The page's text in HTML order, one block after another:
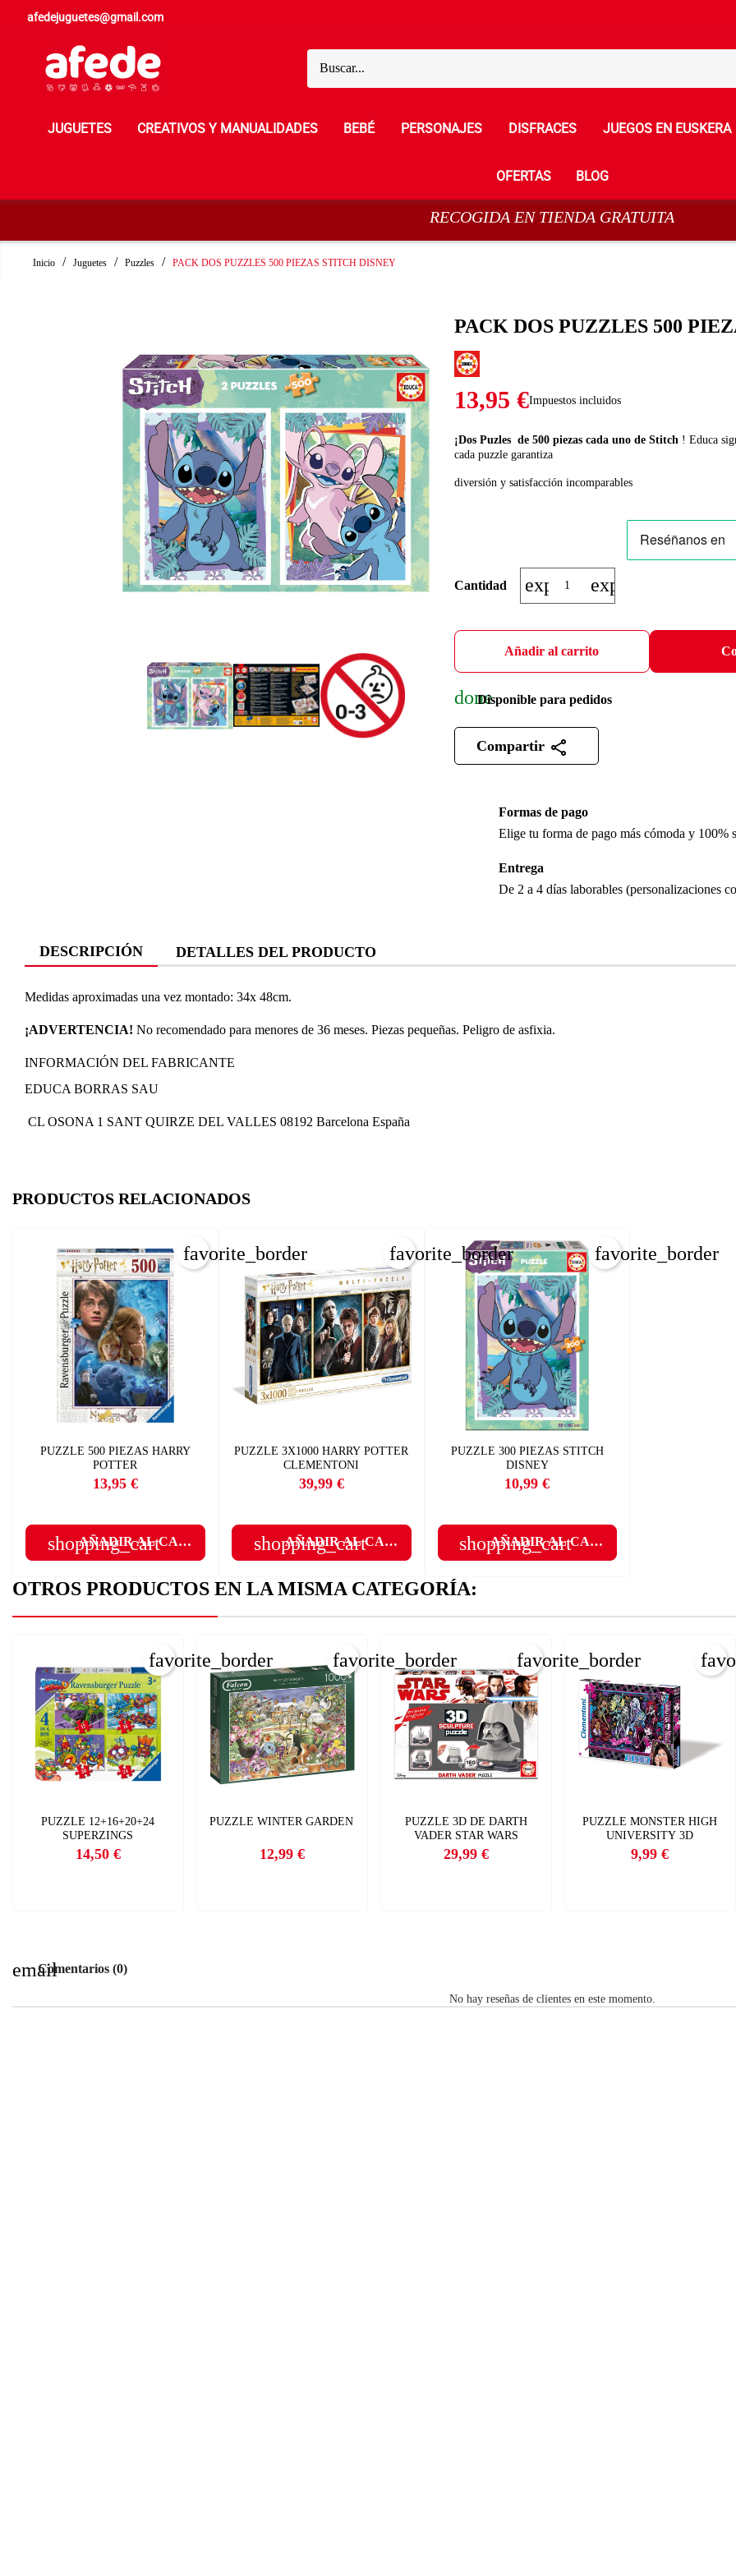
afedejuguetes@gmail.com
JUGUETES CREATIVOS Y MANUALIDADES BEBÉ PERSONAJES DISFRACES JUEGOS EN EUSKERA
OFERTAS BLOG
RECOGIDA EN TIENDA GRATUITA
Inicio Juguetes Puzzles PACK DOS PUZZLES 500 PIEZAS STITCH DISNEY
PACK DOS PUZZLES 500
13,95 €Impuestos incluidos
¡Dos Puzles de 500 piezas cada uno de Stitch ! Educa
cada puzzle garantiza
diversión y satisfacción incomparables
Cantidad expand_moreexpand_less
Añadir al carrito
doneDisponible para pedidos
Compartir
Formas de pago
Elige tu forma de pago más cómoda y 100%
Entrega
De 2 a 4 días laborables (personalizaciones
DESCRIPCIÓN DETALLES DEL PRODUCTO
Medidas aproximadas una vez montado: 34x 48cm.
¡ADVERTENCIA! No recomendado para menores de 36 meses. Piezas pequeñas. Peligro de asfixia.
INFORMACIÓN DEL FABRICANTE
EDUCA BORRAS SAU
CL OSONA 1 SANT QUIRZE DEL VALLES 08192 Barcelona España
PRODUCTOS RELACIONADOS
PUZZLE 500 PIEZAS HARRY
POTTER
Precio
13,95 €
shopping_cart
AÑADIR AL CARRITO
favorite_border
PUZZLE 3X1000 HARRY POTTER
CLEMENTONI
Precio
39,99 €
shopping_cart
AÑADIR AL CARRITO
favorite_border
PUZZLE 300 PIEZAS STITCH
DISNEY
Precio
10,99 €
shopping_cart
AÑADIR AL CARRITO
favorite_border
OTROS PRODUCTOS EN LA MISMA CATEGORÍA:
PUZZLE 12+16+20+24
SUPERZINGS
Precio
14,50 €
favorite_border
PUZZLE WINTER GARDEN
Precio
12,99 €
favorite_border
PUZZLE 3D DE DARTH
VADER STAR WARS
Precio
29,99 €
favorite_border
PUZZLE MONSTER HIGH
UNIVERSITY 3D
Precio
9,99 €
emailComentarios (0)
No hay reseñas de clientes en este momento.
AÑADIR A LA LISTA DE DESEOS
add_circle_outline
Crear nueva lista
CREAR LISTA DE DESEOS
Nombre de la lista de deseos
CANCELAR
CREAR LISTA DE DESEOS
INICIAR SESIÓN
Debe iniciar sesión para guardar productos en su lista de deseos.